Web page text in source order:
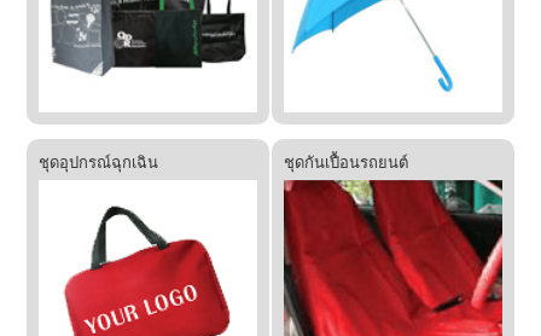
ชุดอุปกรณ์ฉุกเฉิน ชุดกันเปื้อนรถยนต์